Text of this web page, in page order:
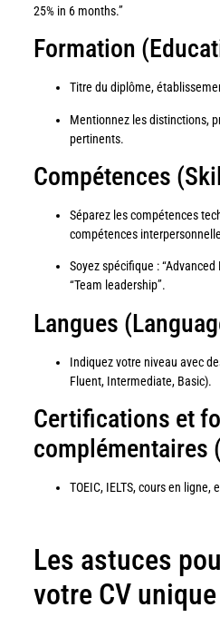
25% in 6 months.”
Formation
Titre du diplôme,
Mentionnez les distinctions,
pertinents.
Compétences
Séparez les compétences
compétences
Soyez spécifique :
“Team leadership”.
Langues
Indiquez votre niveau avec
Fluent, Intermediate, Basic).
Certifications et
complémentaires
TOEIC, IELTS, cours en ligne,
Les astuces
votre CV